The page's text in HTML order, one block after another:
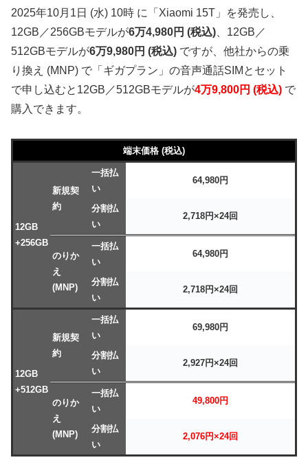
2025年10月1日 (水) 10時 に「Xiaomi 15T」を発売し、
12GB／256GBモデルが6万4,980円 (税込) 、12GB／
512GBモデルが6万9,980円 (税込) ですが、他社からの乗
り換え (MNP) で「ギガプラン」の音声通話SIMとセット
で申し込むと12GB／512GBモデルが4万9,800円 (税込) で
購入できます。
端末価格 (税込)
12GB
+256GB
新規契
約
一括払
い
64,980円
分割払
い
2,718円×24回
のりか
え
(MNP)
一括払
い
64,980円
分割払
い
2,718円×24回
12GB
+512GB
新規契
約
一括払
い
69,980円
分割払
い
2,927円×24回
のりか
え
(MNP)
一括払
い
49,800円
分割払
い
2,076円×24回